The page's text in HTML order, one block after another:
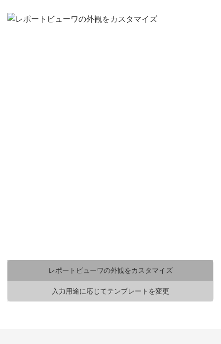
カスタマイズ
ActiveReportsのWPF用レポートビューワは、不
レポートビューワの外観をカスタマイズ
入力用途に応じてテンプレートを変更